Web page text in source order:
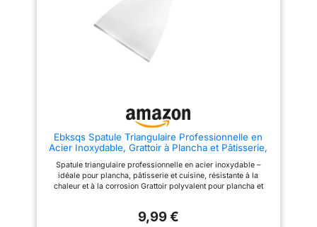
Ebksqs Spatule Triangulaire Professionnelle en
Acier Inoxydable, Grattoir à Plancha et Pâtisserie,
Safe
Spatule triangulaire professionnelle en acier inoxydable –
idéale pour plancha, pâtisserie et cuisine, résistante à la
chaleur et à la corrosion Grattoir polyvalent pour plancha et
ergonomique en polypropylène antidérapante – confortable et
9,99 €